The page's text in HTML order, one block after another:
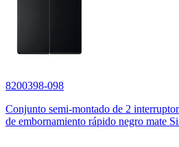
8200398-098
Conjunto semi-montado de 2
de embornamiento rápido negro mate